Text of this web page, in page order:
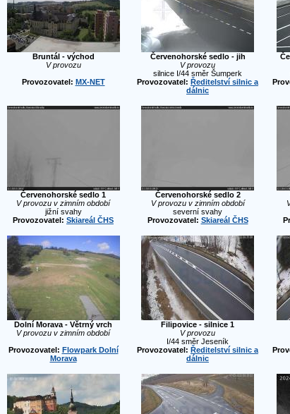
Bruntál - východ
V provozu
Provozovatel: MX-NET
Červenohorské sedlo - jih
V provozu
silnice I/44 směr Šumperk
Provozovatel: Ředitelství silnic a
dálnic
Červenohorské sedlo 1
V provozu v zimním období
jižní svahy
Provozovatel: Skiareál ČHS
Červenohorské sedlo 2
V provozu v zimním období
severní svahy
Provozovatel: Skiareál ČHS
Dolní Morava - Větrný vrch
V provozu v zimním období
Provozovatel: Flowpark Dolní
Morava
Filipovice - silnice 1
V provozu
I/44 směr Jeseník
Provozovatel: Ředitelství silnic a
dálnic